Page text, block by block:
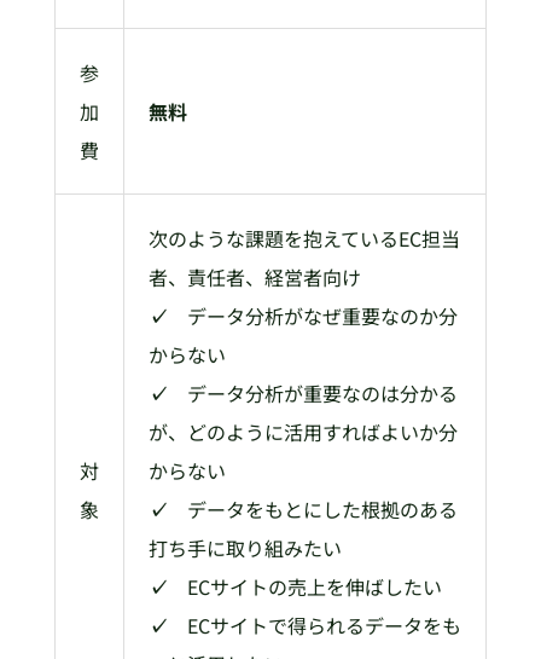
参
加
費
無料
対
象
次のような課題を抱えているEC担当
者、責任者、経営者向け
✓ データ分析がなぜ重要なのか分
からない
✓ データ分析が重要なのは分かる
が、どのように活用すればよいか分
からない
✓ データをもとにした根拠のある
打ち手に取り組みたい
✓ ECサイトの売上を伸ばしたい
✓ ECサイトで得られるデータをも